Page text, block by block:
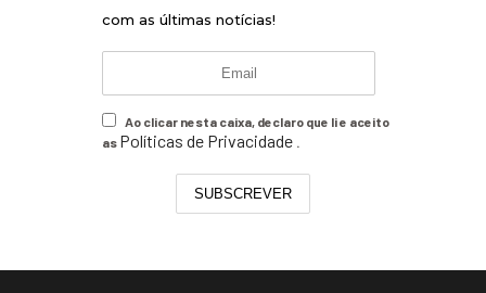
com as últimas notícias!
Ao clicar nesta caixa, declaro que li e aceito
as Políticas de Privacidade
SUBSCREVER